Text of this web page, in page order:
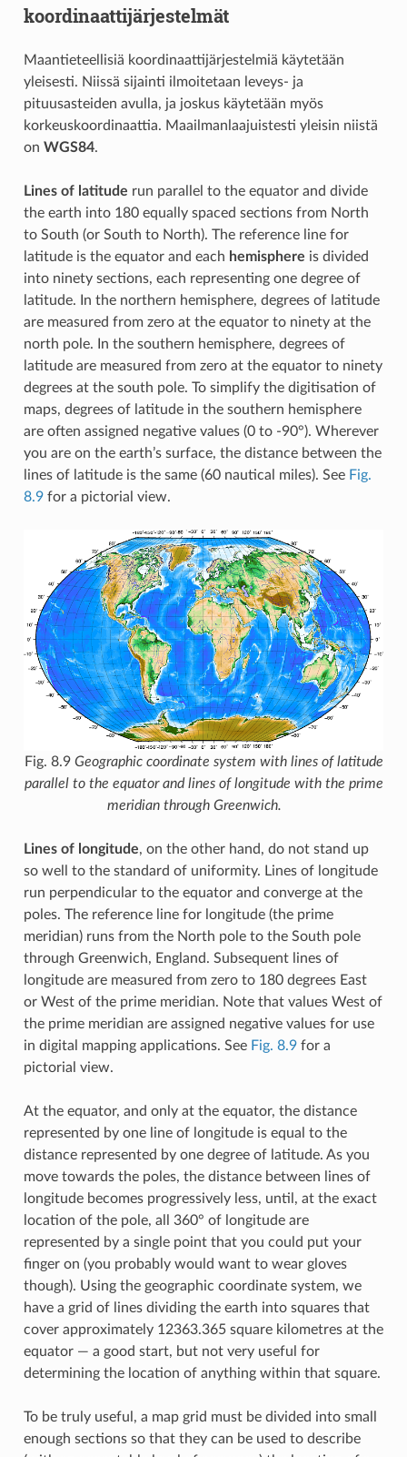
koordinaattijärjestelmät
Maantieteellisiä koordinaattijärjestelmiä käytetään
yleisesti. Niissä sijainti ilmoitetaan leveys- ja
pituusasteiden avulla, ja joskus käytetään myös
korkeuskoordinaattia. Maailmanlaajuistesti yleisin niistä
on WGS84.
Lines of latitude run parallel to the equator and divide
the earth into 180 equally spaced sections from North
to South (or South to North). The reference line for
latitude is the equator and each hemisphere is divided
into ninety sections, each representing one degree of
latitude. In the northern hemisphere, degrees of latitude
are measured from zero at the equator to ninety at the
north pole. In the southern hemisphere, degrees of
latitude are measured from zero at the equator to ninety
degrees at the south pole. To simplify the digitisation of
maps, degrees of latitude in the southern hemisphere
are often assigned negative values (0 to -90°). Wherever
you are on the earth’s surface, the distance between the
lines of latitude is the same (60 nautical miles). See Fig.
8.9for a pictorial view.
Fig. 8.9 Geographic coordinate system with lines of latitude
parallel to the equator and lines of longitude with the prime
meridian through Greenwich.
Lines of longitude, on the other hand, do not stand up
so well to the standard of uniformity. Lines of longitude
run perpendicular to the equator and converge at the
poles. The reference line for longitude (the prime
meridian) runs from the North pole to the South pole
through Greenwich, England. Subsequent lines of
longitude are measured from zero to 180 degrees East
or West of the prime meridian. Note that values West of
the prime meridian are assigned negative values for use
in digital mapping applications. See Fig. 8.9for a
pictorial view.
At the equator, and only at the equator, the distance
represented by one line of longitude is equal to the
distance represented by one degree of latitude. As you
move towards the poles, the distance between lines of
longitude becomes progressively less, until, at the exact
location of the pole, all 360° of longitude are
represented by a single point that you could put your
finger on (you probably would want to wear gloves
though). Using the geographic coordinate system, we
have a grid of lines dividing the earth into squares that
cover approximately 12363.365 square kilometres at the
equator — a good start, but not very useful for
determining the location of anything within that square.
To be truly useful, a map grid must be divided into small
enough sections so that they can be used to describe